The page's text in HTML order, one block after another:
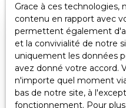
de 60,72m² se
placard qui distribue en
espaces de cet
au séjour se fait par
pièce de vie avec de
superficie de 19,46m²,
et très lumineuse grâce
vitrées. Ce salon/salle
Grace à ces technologies,
contenu en rapport avec
permettent également
et la convivialité de notre
uniquement les données
avez donné votre accord.
n'importe quel moment
bas de notre site, à
fonctionnement. Pour